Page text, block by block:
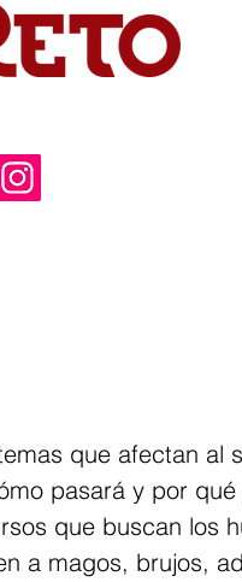
que afectan al
pasará y por qué
que buscan los
a magos, brujos,